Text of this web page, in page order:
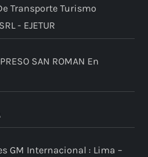
Transporte Turismo
- EJETUR
SAN ROMAN En
GM Internacional : Lima –